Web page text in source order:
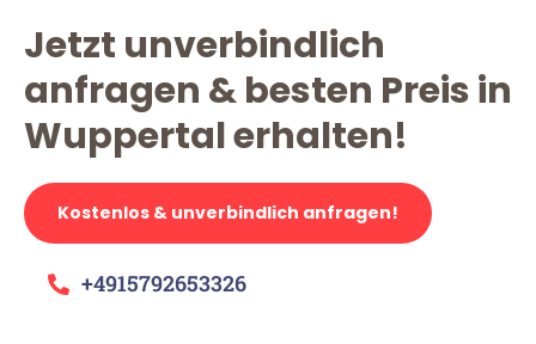
Jetzt unverbindlich
anfragen & besten Preis in
Wuppertal erhalten!
Kostenlos & unverbindlich anfragen!
+4915792653326